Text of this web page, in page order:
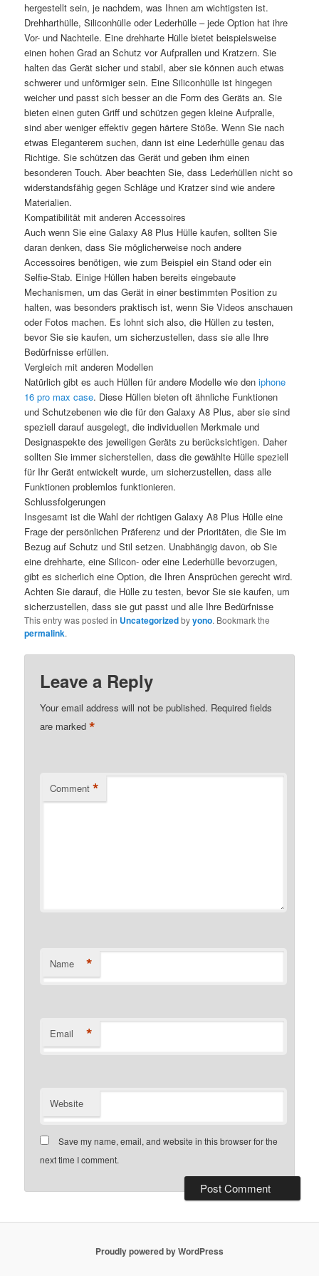
hergestellt sein, je nachdem, was Ihnen am wichtigsten ist.
Drehharthülle, Siliconhülle oder Lederhülle – jede Option hat ihre
Vor- und Nachteile. Eine drehharte Hülle bietet beispielsweise
einen hohen Grad an Schutz vor Aufprallen und Kratzern. Sie
halten das Gerät sicher und stabil, aber sie können auch etwas
schwerer und unförmiger sein. Eine Siliconhülle ist hingegen
weicher und passt sich besser an die Form des Geräts an. Sie
bieten einen guten Griff und schützen gegen kleine Aufpralle,
sind aber weniger effektiv gegen härtere Stöße. Wenn Sie nach
etwas Eleganterem suchen, dann ist eine Lederhülle genau das
Richtige. Sie schützen das Gerät und geben ihm einen
besonderen Touch. Aber beachten Sie, dass Lederhüllen nicht so
widerstandsfähig gegen Schläge und Kratzer sind wie andere
Materialien.
Kompatibilität mit anderen Accessoires
Auch wenn Sie eine Galaxy A8 Plus Hülle kaufen, sollten Sie
daran denken, dass Sie möglicherweise noch andere
Accessoires benötigen, wie zum Beispiel ein Stand oder ein
Selfie-Stab. Einige Hüllen haben bereits eingebaute
Mechanismen, um das Gerät in einer bestimmten Position zu
halten, was besonders praktisch ist, wenn Sie Videos anschauen
oder Fotos machen. Es lohnt sich also, die Hüllen zu testen,
bevor Sie sie kaufen, um sicherzustellen, dass sie alle Ihre
Bedürfnisse erfüllen.
Vergleich mit anderen Modellen
Natürlich gibt es auch Hüllen für andere Modelle wie deniphone
16 pro max case. Diese Hüllen bieten oft ähnliche Funktionen
und Schutzebenen wie die für den Galaxy A8 Plus, aber sie sind
speziell darauf ausgelegt, die individuellen Merkmale und
Designaspekte des jeweiligen Geräts zu berücksichtigen. Daher
sollten Sie immer sicherstellen, dass die gewählte Hülle speziell
für Ihr Gerät entwickelt wurde, um sicherzustellen, dass alle
Funktionen problemlos funktionieren.
Schlussfolgerungen
Insgesamt ist die Wahl der richtigen Galaxy A8 Plus Hülle eine
Frage der persönlichen Präferenz und der Prioritäten, die Sie im
Bezug auf Schutz und Stil setzen. Unabhängig davon, ob Sie
eine drehharte, eine Silicon- oder eine Lederhülle bevorzugen,
gibt es sicherlich eine Option, die Ihren Ansprüchen gerecht wird.
Achten Sie darauf, die Hülle zu testen, bevor Sie sie kaufen, um
sicherzustellen, dass sie gut passt und alle Ihre Bedürfnisse
This entry was posted in Uncategorizedbyyono. Bookmark the
permalink.
Leave a Reply
Your email address will not be published. Required fields
are marked*
Comment *
Name *
Email *
Website
Save my name, email, and website in this browser for the
next time I comment.
Proudly powered by WordPress